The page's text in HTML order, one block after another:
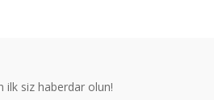
ilk siz haberdar olun!